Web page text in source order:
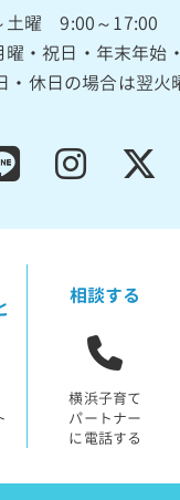
土曜 9:00～17:00
・祝日・年末年始
・休日の場合は翌火
相談する
横浜子育て
パートナー
に電話する